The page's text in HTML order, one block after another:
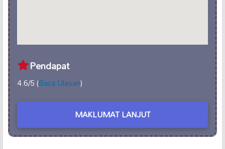
Pendapat
4.6/5 (Baca Ulasan)
MAKLUMAT LANJUT